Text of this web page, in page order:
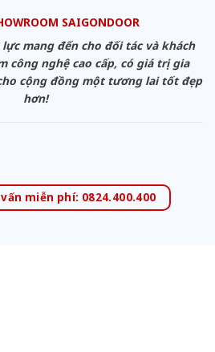
SAIGONDOOR
lực mang đến cho đối tác và khách
công nghệ cao cấp, có giá trị gia
cộng đồng một tương lai tốt đẹp
hơn!
miễn phí: 0824.400.400